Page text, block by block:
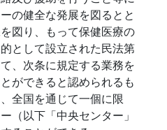
の健全な発展を図るとと
図り、もって保健医療の
として設立された民法第
、次条に規定する業務を
ができると認められるも
全国を通じて一個に限
（以下「中央センター」